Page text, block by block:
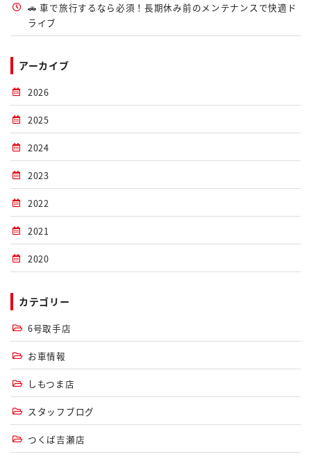
🚗 車で旅行するなら必須！長期休み前のメンテナンスで快適ド
ライブ
アーカイブ
2026
2025
2024
2023
2022
2021
2020
カテゴリー
6号取手店
お車情報
しもつま店
スタッフブログ
つくば吉瀬店